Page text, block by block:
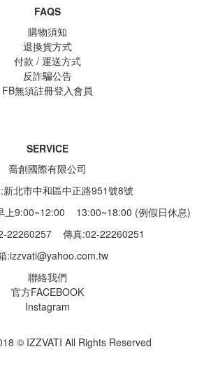
FAQS
購物須知
退換貨方式
付款 / 運送方式
反詐騙公告
FB無須註冊登入會員
SERVICE
喬創國際有限公司
新北市中和區中正路951號8號
上9:00~12:00 13:00~18:00 (例假日休息)
22260257 傳真:02-22260251
:izzvati@yahoo.com.tw
聯絡我們
官方FACEBOOK
Instagram
© IZZVATI All Rights Reserved